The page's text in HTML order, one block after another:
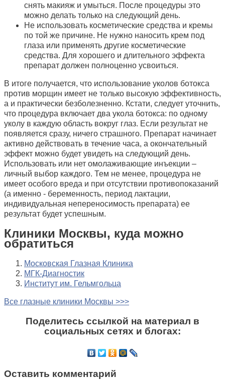
снять макияж и умыться. После процедуры это
можно делать только на следующий день.
Не использовать косметические средства и кремы
по той же причине. Не нужно наносить крем под
глаза или применять другие косметические
средства. Для хорошего и длительного эффекта
препарат должен полноценно усвоиться.
В итоге получается, что использование уколов ботокса
против морщин имеет не только высокую эффективность,
а и практически безболезненно. Кстати, следует уточнить,
что процедура включает два укола ботокса: по одному
уколу в каждую область вокруг глаз. Если результат не
появляется сразу, ничего страшного. Препарат начинает
активно действовать в течение часа, а окончательный
эффект можно будет увидеть на следующий день.
Использовать или нет омолаживающие инъекции –
личный выбор каждого. Тем не менее, процедура не
имеет особого вреда и при отсутствии противопоказаний
(а именно - беременность, период лактации,
индивидуальная непереносимость препарата) ее
результат будет успешным.
Клиники Москвы, куда можно
обратиться
Московская Глазная Клиника
МГК-Диагностик
Институт им. Гельмгольца
Все глазные клиники Москвы >>>
Поделитесь ссылкой на материал в
социальных сетях и блогах:
Оставить комментарий